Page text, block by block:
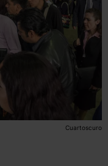
Cuartoscuro